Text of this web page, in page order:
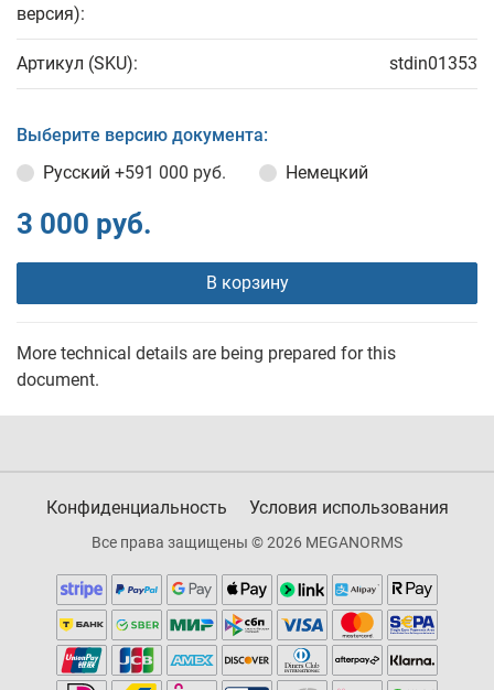
версия):
Артикул (SKU): stdin01353
Выберите версию документа:
Русский +591 000 руб. Немецкий
3 000 руб.
В корзину
More technical details are being prepared for this
document.
Конфиденциальность Условия использования
Все права защищены © 2026 MEGANORMS